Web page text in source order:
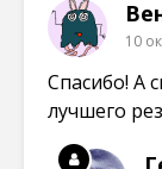
10
Спасибо! А
лучшего